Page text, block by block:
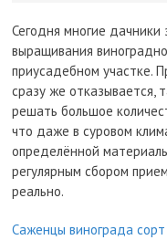
Сегодня многие
выращивания
приусадебном участке.
сразу же отказывается,
решать большое
что даже в суровом
определённой
регулярным сбором
реально.
Саженцы винограда